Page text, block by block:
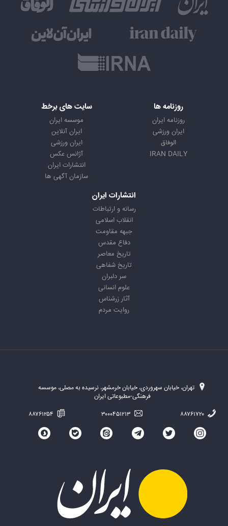
روزنامه ها
روزنامه ایران
ایران ورزشی
الوفاق
IRAN DAILY
سایت های برخط
موسسه ایران
ایران آنلاین
ایران ورزشی
آژانس عکس
انتشارات ایران
سازمان آگهی ها
انتشارات ایران
رسانه و ارتباطات
انقلاب اسلامی
جبهه مقاومت
دفاع مقدس
تاریخ معاصر
تاریخ شفاهی
سر دلبران
علوم انسانی
آثار زرشناس
روایت مردم
تهران، خیابان سهروردی، خیابان خرمشهر، نرسیده به مصلی، موسسه
فرهنگی-مطبوعاتی ایران